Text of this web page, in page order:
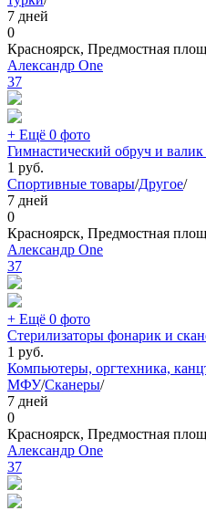
7 дней
0
Красноярск, Предмостная
Александр One
37
+ Ещё 0 фото
Гимнастический обруч и
1 руб.
Спортивные товары/Другое/
7 дней
0
Красноярск, Предмостная
Александр One
37
+ Ещё 0 фото
Стерилизаторы фонарик и
1 руб.
Компьютеры, оргтехника,
МФУ/Сканеры/
7 дней
0
Красноярск, Предмостная
Александр One
37